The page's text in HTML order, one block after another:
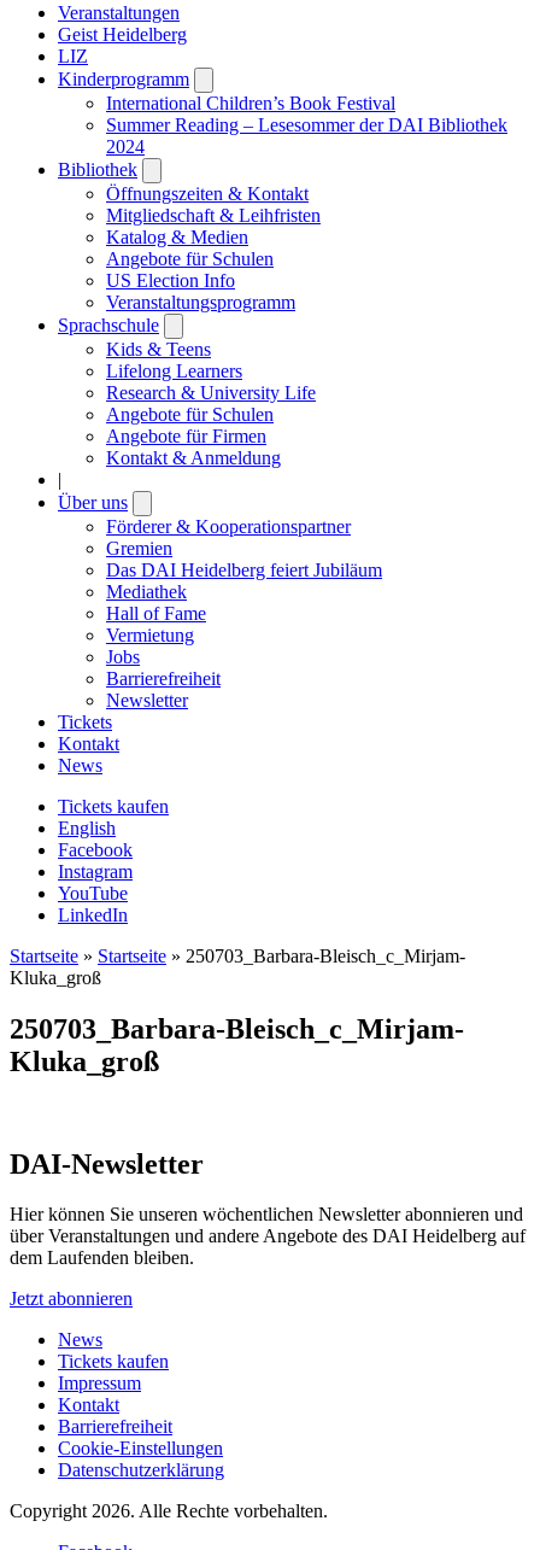
Veranstaltungen
Geist Heidelberg
LIZ
Kinderprogramm
submenu
International Children’s Book Festival
Summer Reading – Lesesommer der DAI Bibliothek
2024
Bibliothek
submenu
Öffnungszeiten & Kontakt
Mitgliedschaft & Leihfristen
Katalog & Medien
Angebote für Schulen
US Election Info
Veranstaltungsprogramm
Sprachschule
submenu
Kids & Teens
Lifelong Learners
Research & University Life
Angebote für Schulen
Angebote für Firmen
Kontakt & Anmeldung
|
Über uns
submenu
Förderer & Kooperationspartner
Gremien
Das DAI Heidelberg feiert Jubiläum
Mediathek
Hall of Fame
Vermietung
Jobs
Barrierefreiheit
Newsletter
Tickets
Kontakt
News
Tickets kaufen
English
Facebook
Instagram
YouTube
LinkedIn
Startseite » Startseite » 250703_Barbara-Bleisch_c_Mirjam-
Kluka_groß
250703_Barbara-Bleisch_c_Mirjam-
Kluka_groß
DAI-Newsletter
Hier können Sie unseren wöchentlichen Newsletter abonnieren und
über Veranstaltungen und andere Angebote des DAI Heidelberg auf
dem Laufenden bleiben.
Jetzt abonnieren
News
Tickets kaufen
Impressum
Kontakt
Barrierefreiheit
Cookie-Einstellungen
Datenschutzerklärung
Copyright 2026. Alle Rechte vorbehalten.